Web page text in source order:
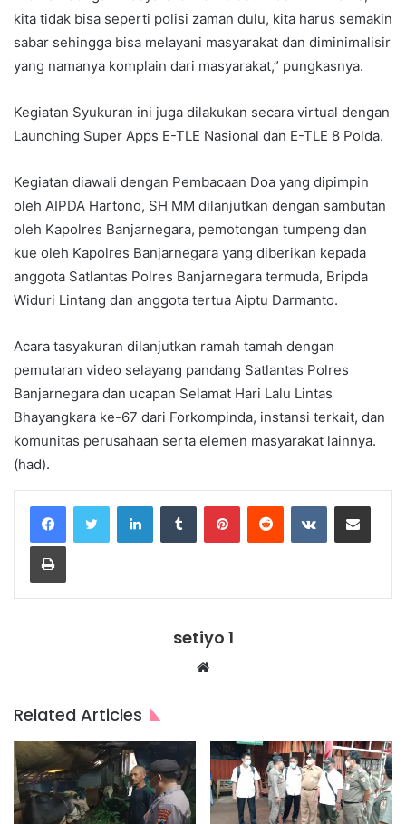
kita tidak bisa seperti polisi zaman dulu, kita harus semakin
sabar sehingga bisa melayani masyarakat dan diminimalisir
yang namanya komplain dari masyarakat,” pungkasnya.
Kegiatan Syukuran ini juga dilakukan secara virtual dengan
Launching Super Apps E-TLE Nasional dan E-TLE 8 Polda.
Kegiatan diawali dengan Pembacaan Doa yang dipimpin
oleh AIPDA Hartono, SH MM dilanjutkan dengan sambutan
oleh Kapolres Banjarnegara, pemotongan tumpeng dan
kue oleh Kapolres Banjarnegara yang diberikan kepada
anggota Satlantas Polres Banjarnegara termuda, Bripda
Widuri Lintang dan anggota tertua Aiptu Darmanto.
Acara tasyakuran dilanjutkan ramah tamah dengan
pemutaran video selayang pandang Satlantas Polres
Banjarnegara dan ucapan Selamat Hari Lalu Lintas
Bhayangkara ke-67 dari Forkompinda, instansi terkait, dan
komunitas perusahaan serta elemen masyarakat lainnya.
(had).
LinkedInTumblr PinterestReddit VKontakteShare via Email
Print
setiyo 1
Website
Related Articles